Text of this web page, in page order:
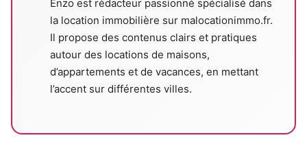
Enzo est rédacteur passionné spécialisé dans
la location immobilière sur malocationimmo.fr.
Il propose des contenus clairs et pratiques
autour des locations de maisons,
d’appartements et de vacances, en mettant
l’accent sur différentes villes.